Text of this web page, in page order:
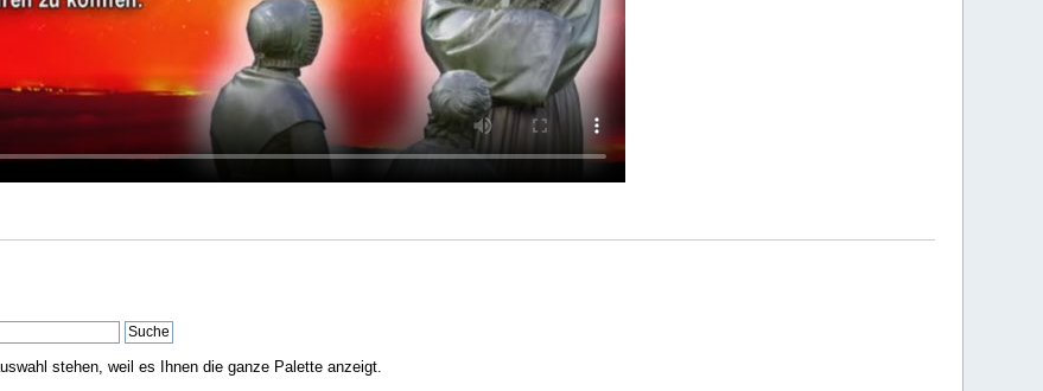
stehen, weil es Ihnen die ganze Palette anzeigt.